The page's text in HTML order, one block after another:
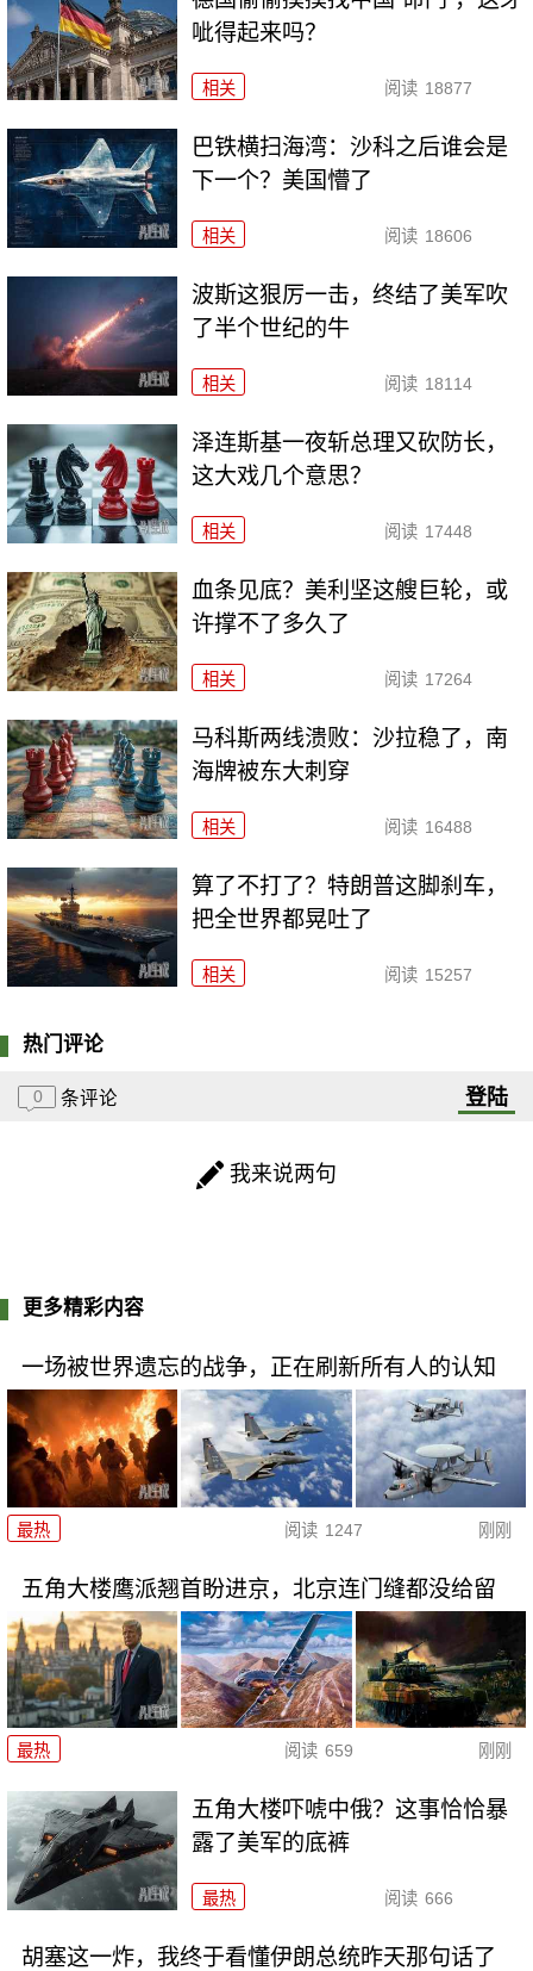
呲得起来吗？
相关 阅读 18877
巴铁横扫海湾：沙科之后谁会是
下一个？美国懵了
相关 阅读 18606
波斯这狠厉一击，终结了美军吹
了半个世纪的牛
相关 阅读 18114
泽连斯基一夜斩总理又砍防长，
这大戏几个意思？
相关 阅读 17448
血条见底？美利坚这艘巨轮，或
许撑不了多久了
相关 阅读 17264
马科斯两线溃败：沙拉稳了，南
海牌被东大刺穿
相关 阅读 16488
算了不打了？特朗普这脚刹车，
把全世界都晃吐了
相关 阅读 15257
热门评论
0 条评论 登陆
我来说两句
更多精彩内容
一场被世界遗忘的战争，正在刷新所有人的认知
最热 阅读 1247 刚刚
五角大楼鹰派翘首盼进京，北京连门缝都没给留
最热 阅读 659 刚刚
五角大楼吓唬中俄？这事恰恰暴
露了美军的底裤
最热 阅读 666
胡塞这一炸，我终于看懂伊朗总统昨天那句话了